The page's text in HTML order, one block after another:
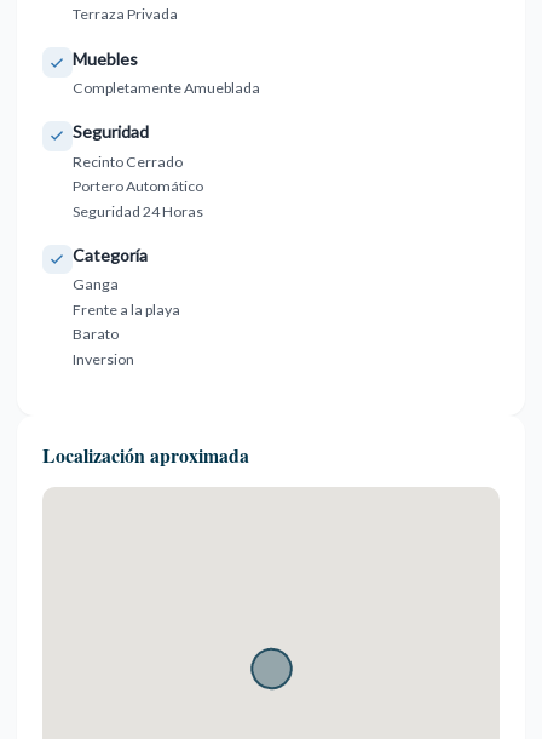
Terraza Privada
Muebles
Completamente Amueblada
Seguridad
Recinto Cerrado
Portero Automático
Seguridad 24 Horas
Categoría
Ganga
Frente a la playa
Barato
Inversion
Localización aproximada